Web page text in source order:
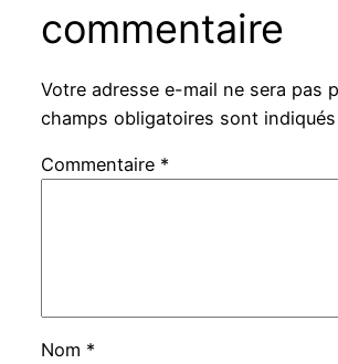
commentaire
Votre adresse e-mail ne sera pas
champs obligatoires sont
Commentaire *
Nom *